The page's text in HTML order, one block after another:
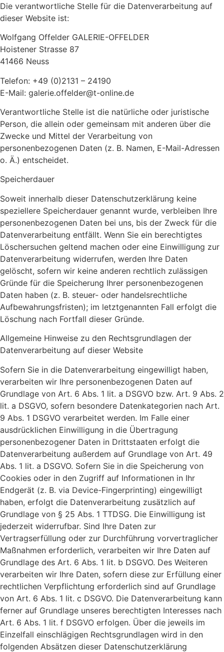
Die verantwortliche Stelle für die Datenverarbeitung auf
dieser Website ist:
Wolfgang Offelder GALERIE-OFFELDER
Hoistener Strasse 87
41466 Neuss
Telefon: +49 (0)2131 – 24190
E-Mail: galerie.offelder@t-online.de
Verantwortliche Stelle ist die natürliche oder juristische
Person, die allein oder gemeinsam mit anderen über die
Zwecke und Mittel der Verarbeitung von
personenbezogenen Daten (z. B. Namen, E-Mail-Adressen
o. Ä.) entscheidet.
Speicherdauer
Soweit innerhalb dieser Datenschutzerklärung keine
speziellere Speicherdauer genannt wurde, verbleiben Ihre
personenbezogenen Daten bei uns, bis der Zweck für die
Datenverarbeitung entfällt. Wenn Sie ein berechtigtes
Löschersuchen geltend machen oder eine Einwilligung zur
Datenverarbeitung widerrufen, werden Ihre Daten
gelöscht, sofern wir keine anderen rechtlich zulässigen
Gründe für die Speicherung Ihrer personenbezogenen
Daten haben (z. B. steuer- oder handelsrechtliche
Aufbewahrungsfristen); im letztgenannten Fall erfolgt die
Löschung nach Fortfall dieser Gründe.
Allgemeine Hinweise zu den Rechtsgrundlagen der
Datenverarbeitung auf dieser Website
Sofern Sie in die Datenverarbeitung eingewilligt haben,
verarbeiten wir Ihre personenbezogenen Daten auf
Grundlage von Art. 6 Abs. 1 lit. a DSGVO bzw. Art. 9 Abs. 2
lit. a DSGVO, sofern besondere Datenkategorien nach Art.
9 Abs. 1 DSGVO verarbeitet werden. Im Falle einer
ausdrücklichen Einwilligung in die Übertragung
personenbezogener Daten in Drittstaaten erfolgt die
Datenverarbeitung außerdem auf Grundlage von Art. 49
Abs. 1 lit. a DSGVO. Sofern Sie in die Speicherung von
Cookies oder in den Zugriff auf Informationen in Ihr
Endgerät (z. B. via Device-Fingerprinting) eingewilligt
haben, erfolgt die Datenverarbeitung zusätzlich auf
Grundlage von § 25 Abs. 1 TTDSG. Die Einwilligung ist
jederzeit widerrufbar. Sind Ihre Daten zur
Vertragserfüllung oder zur Durchführung vorvertraglicher
Maßnahmen erforderlich, verarbeiten wir Ihre Daten auf
Grundlage des Art. 6 Abs. 1 lit. b DSGVO. Des Weiteren
verarbeiten wir Ihre Daten, sofern diese zur Erfüllung einer
rechtlichen Verpflichtung erforderlich sind auf Grundlage
von Art. 6 Abs. 1 lit. c DSGVO. Die Datenverarbeitung kann
ferner auf Grundlage unseres berechtigten Interesses nach
Art. 6 Abs. 1 lit. f DSGVO erfolgen. Über die jeweils im
Einzelfall einschlägigen Rechtsgrundlagen wird in den
folgenden Absätzen dieser Datenschutzerklärung